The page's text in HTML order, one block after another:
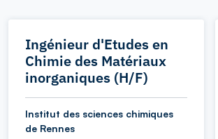
Ingénieur d'Etudes en
Chimie des Matériaux
inorganiques (H/F)
Institut des sciences chimiques
de Rennes